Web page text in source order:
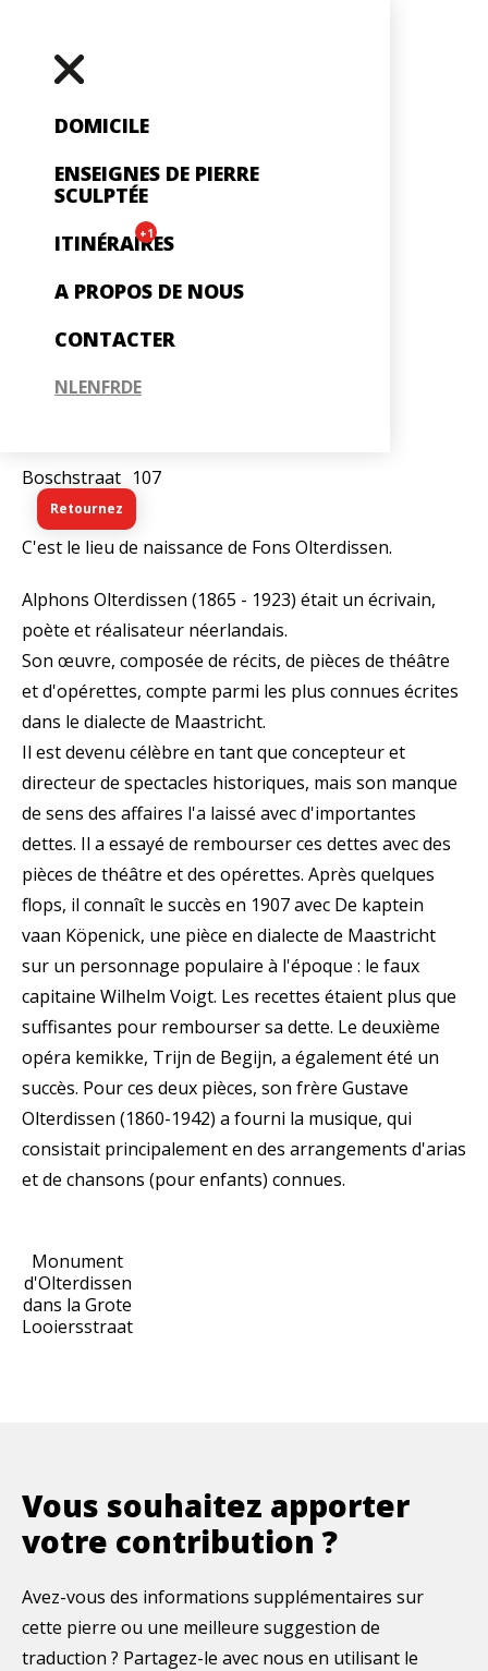
DOMICILE
ENSEIGNES DE PIERRE
SCULPTÉE
ITINÉRAIRES
+1
A PROPOS DE NOUS
CONTACTER
NLENFRDE
Boschstraat 107
Retournez
C'est le lieu de naissance de Fons Olterdissen.
Alphons Olterdissen (1865 - 1923) était un écrivain,
poète et réalisateur néerlandais.
Son œuvre, composée de récits, de pièces de théâtre
et d'opérettes, compte parmi les plus connues écrites
dans le dialecte de Maastricht.
Il est devenu célèbre en tant que concepteur et
directeur de spectacles historiques, mais son manque
de sens des affaires l'a laissé avec d'importantes
dettes. Il a essayé de rembourser ces dettes avec des
pièces de théâtre et des opérettes. Après quelques
flops, il connaît le succès en 1907 avec De kaptein
vaan Köpenick, une pièce en dialecte de Maastricht
sur un personnage populaire à l'époque : le faux
capitaine Wilhelm Voigt. Les recettes étaient plus que
suffisantes pour rembourser sa dette. Le deuxième
opéra kemikke, Trijn de Begijn, a également été un
succès. Pour ces deux pièces, son frère Gustave
Olterdissen (1860-1942) a fourni la musique, qui
consistait principalement en des arrangements d'arias
et de chansons (pour enfants) connues.
Monument
d'Olterdissen
dans la Grote
Looiersstraat
Vous souhaitez apporter
votre contribution ?
Avez-vous des informations supplémentaires sur
cette pierre ou une meilleure suggestion de
traduction ? Partagez-le avec nous en utilisant le